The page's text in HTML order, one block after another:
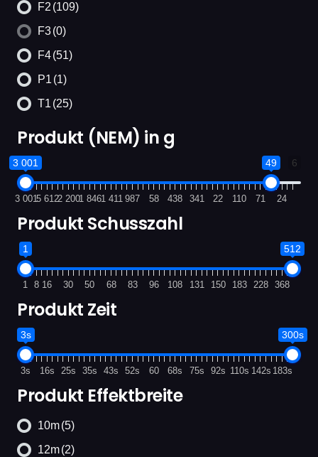
F2 (109)
F3(0)
F4(51)
P1(1)
T1(25)
Produkt (NEM) in g
6
3 001 49
3 0015 6122 2001 8461 411 987 58 438 341 22 110 71 24
Produkt Schusszahl
1 512
1 8 16 30 50 68 83 96 108 131 150 183 228 368
Produkt Zeit
3s 300s
3s 16s 25s 35s 43s 52s 60 68s 75s 92s 110s 142s 183s
Produkt Effektbreite
10m(5)
12m(2)